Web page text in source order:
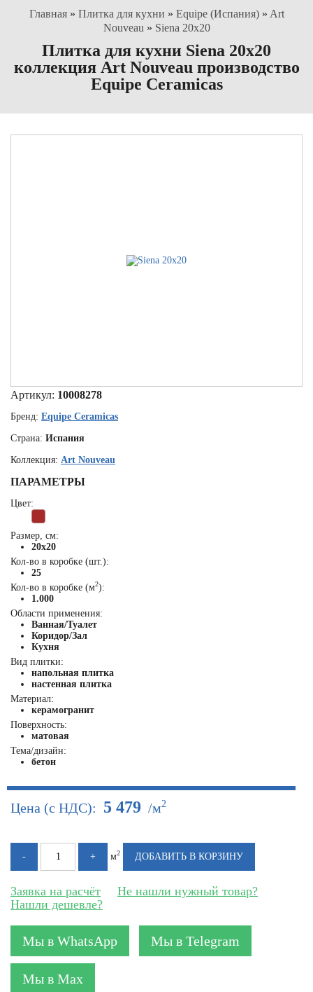
Главная » Плитка для кухни » Equipe (Испания) » Art
Nouveau » Siena 20x20
Плитка для кухни Siena 20x20
коллекция Art Nouveau производство
Equipe Ceramicas
Артикул: 10008278
Бренд: Equipe Ceramicas
Страна: Испания
Коллекция: Art Nouveau
ПАРАМЕТРЫ
Цвет:
Размер, см:
20x20
Кол-во в коробке (шт.):
25
Кол-во в коробке (м2):
1.000
Области применения:
Ванная/Туалет
Коридор/Зал
Кухня
Вид плитки:
напольная плитка
настенная плитка
Материал:
керамогранит
Поверхность:
матовая
Тема/дизайн:
бетон
Цена (с НДС): 5 479 /м2
м2
Заявка на расчёт
Не нашли нужный товар?
Нашли дешевле?
Мы в WhatsApp Мы в Telegram
Мы в Max